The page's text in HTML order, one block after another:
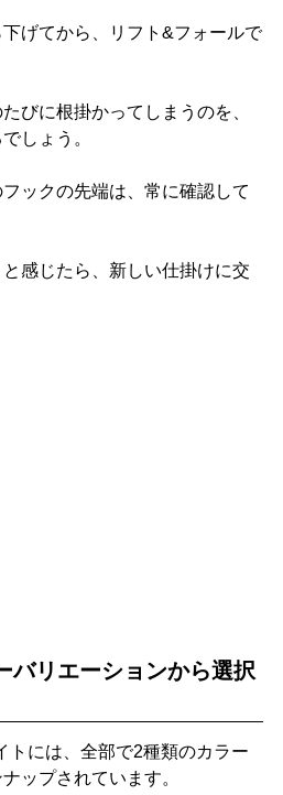
げてから、リフト&フォールで
びに根掛かってしまうのを、
しょう。
ックの先端は、常に確認して
感じたら、新しい仕掛けに交
バリエーションから選択
トには、全部で2種類のカラー
ップされています。